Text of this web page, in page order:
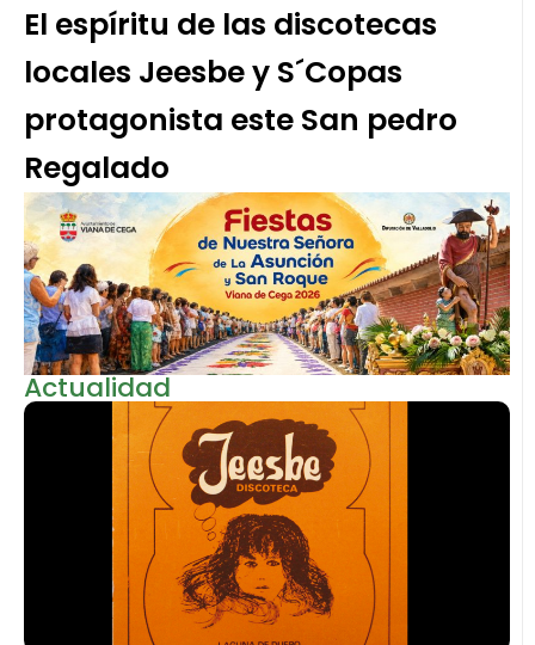
El espíritu de las discotecas
locales Jeesbe y S´Copas
protagonista este San pedro
Regalado
Actualidad